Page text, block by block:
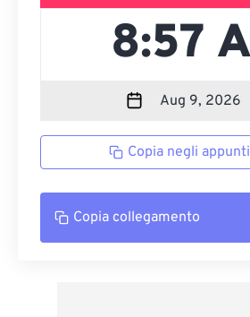
Copia negli appunti
Copia collegamento